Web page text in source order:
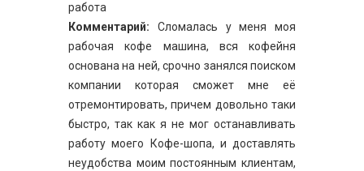
работа
Комментарий: Сломалась у меня моя
рабочая кофе машина, вся кофейня
основана на ней, срочно занялся поиском
компании которая сможет мне её
отремонтировать, причем довольно таки
быстро, так как я не мог останавливать
работу моего Кофе-шопа, и доставлять
неудобства моим постоянным клиентам,